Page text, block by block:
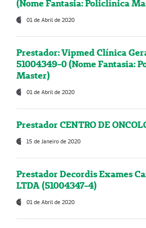
(Nome Fantasia: Policlínica
01 de Abril de 2020
Prestador: Vipmed Clínica
51004349-0 (Nome Fantasia:
Master)
01 de Abril de 2020
Prestador CENTRO DE
15 de Janeiro de 2020
Prestador Decordis Exames
LTDA (51004347-4)
01 de Abril de 2020